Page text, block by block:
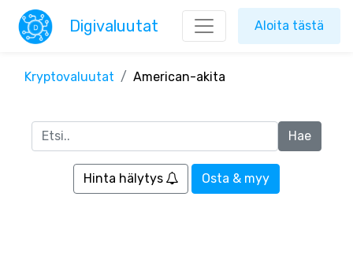
Digivaluutat Aloita tästä
Kryptovaluutat American-akita
Hinta hälytys Osta & myy